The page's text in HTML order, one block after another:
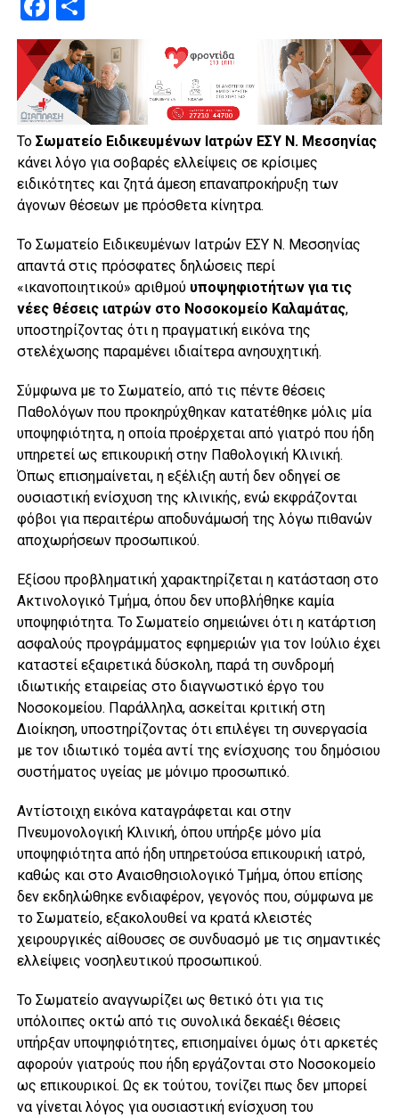
Το Σωματείο Ειδικευμένων Ιατρών ΕΣΥ Ν. Μεσσηνίας
κάνει λόγο για σοβαρές ελλείψεις σε κρίσιμες
ειδικότητες και ζητά άμεση επαναπροκήρυξη των
άγονων θέσεων με πρόσθετα κίνητρα.
Το Σωματείο Ειδικευμένων Ιατρών ΕΣΥ Ν. Μεσσηνίας
απαντά στις πρόσφατες δηλώσεις περί
«ικανοποιητικού» αριθμού υποψηφιοτήτων για τις
νέες θέσεις ιατρών στο Νοσοκομείο Καλαμάτας,
υποστηρίζοντας ότι η πραγματική εικόνα της
στελέχωσης παραμένει ιδιαίτερα ανησυχητική.
Σύμφωνα με το Σωματείο, από τις πέντε θέσεις
Παθολόγων που προκηρύχθηκαν κατατέθηκε μόλις μία
υποψηφιότητα, η οποία προέρχεται από γιατρό που ήδη
υπηρετεί ως επικουρική στην Παθολογική Κλινική.
Όπως επισημαίνεται, η εξέλιξη αυτή δεν οδηγεί σε
ουσιαστική ενίσχυση της κλινικής, ενώ εκφράζονται
φόβοι για περαιτέρω αποδυνάμωσή της λόγω πιθανών
αποχωρήσεων προσωπικού.
Εξίσου προβληματική χαρακτηρίζεται η κατάσταση στο
Ακτινολογικό Τμήμα, όπου δεν υποβλήθηκε καμία
υποψηφιότητα. Το Σωματείο σημειώνει ότι η κατάρτιση
ασφαλούς προγράμματος εφημεριών για τον Ιούλιο έχει
καταστεί εξαιρετικά δύσκολη, παρά τη συνδρομή
ιδιωτικής εταιρείας στο διαγνωστικό έργο του
Νοσοκομείου. Παράλληλα, ασκείται κριτική στη
Διοίκηση, υποστηρίζοντας ότι επιλέγει τη συνεργασία
με τον ιδιωτικό τομέα αντί της ενίσχυσης του δημόσιου
συστήματος υγείας με μόνιμο προσωπικό.
Αντίστοιχη εικόνα καταγράφεται και στην
Πνευμονολογική Κλινική, όπου υπήρξε μόνο μία
υποψηφιότητα από ήδη υπηρετούσα επικουρική ιατρό,
καθώς και στο Αναισθησιολογικό Τμήμα, όπου επίσης
δεν εκδηλώθηκε ενδιαφέρον, γεγονός που, σύμφωνα με
το Σωματείο, εξακολουθεί να κρατά κλειστές
χειρουργικές αίθουσες σε συνδυασμό με τις σημαντικές
ελλείψεις νοσηλευτικού προσωπικού.
Το Σωματείο αναγνωρίζει ως θετικό ότι για τις
υπόλοιπες οκτώ από τις συνολικά δεκαέξι θέσεις
υπήρξαν υποψηφιότητες, επισημαίνει όμως ότι αρκετές
αφορούν γιατρούς που ήδη εργάζονται στο Νοσοκομείο
ως επικουρικοί. Ως εκ τούτου, τονίζει πως δεν μπορεί
να γίνεται λόγος για ουσιαστική ενίσχυση του